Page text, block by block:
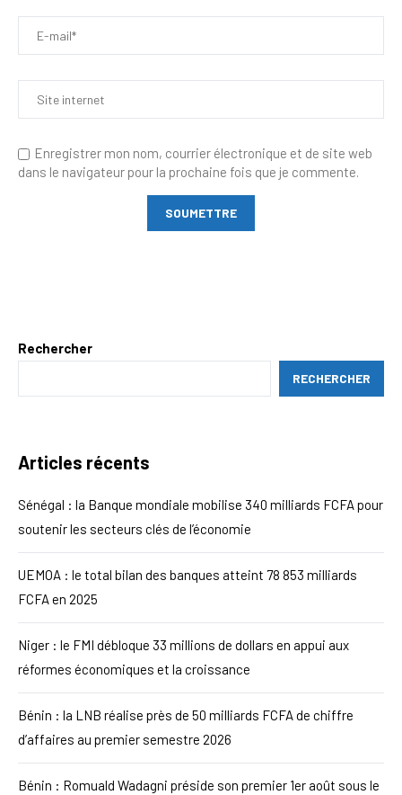
Enregistrer mon nom, courrier électronique et de site web
dans le navigateur pour la prochaine fois que je commente.
Rechercher
RECHERCHER
Articles récents
Sénégal : la Banque mondiale mobilise 340 milliards FCFA pour
soutenir les secteurs clés de l’économie
UEMOA : le total bilan des banques atteint 78 853 milliards
FCFA en 2025
Niger : le FMI débloque 33 millions de dollars en appui aux
réformes économiques et la croissance
Bénin : la LNB réalise près de 50 milliards FCFA de chiffre
d’affaires au premier semestre 2026
Bénin : Romuald Wadagni préside son premier 1er août sous le